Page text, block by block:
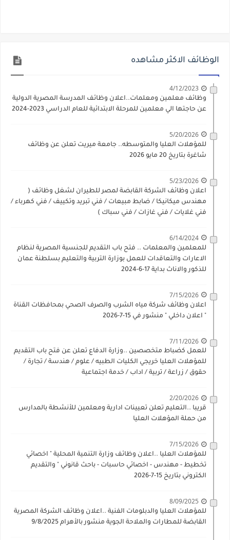
الوظائف الاكثر مشاهده
4/12/2023
وظائف معلمين ومعلمات..اعلان وظائف المدرسة المصرية الدولية
عن حاجتها الي معلمين للمرحلة الابتدائية للعام الدراسي 2023-2024
5/20/2026
للمؤهلات العليا والمتوسطه.. جامعة ميريت تعلن عن وظائف
شاغرة بتاريخ 20 مايو 2026
5/23/2026
اعلان وظائف الشركة القابضة لمصر للطيران لشغل وظائف (
مهندس ميكانيكا / ضابط مبيعات / فني تبريد وتكييف / فني كهرباء /
فني غلايات / فني غازات / فني سباك )
6/14/2024
للمعلمين والمعلمات .. فتح باب التقديم للجنسية المصرية لنظام
الاعارات والتعاقدات للعمل بوزارة التربية والتعليم بسلطنة عمان
للذكور والاناث بداية 17-6-2024
7/15/2026
اعلان وظائف شركة مياه الشرب والصرف الصحي بمحافظات القناة
" اعلان داخلي " منشور في 15-7-2026
7/11/2026
للعمل كضباط متخصصين ..وزارة الدفاع تعلن عن فتح باب التقديم
للمؤهلات العليا خريجي الكليات الطبيه / علوم / هندسة / تجارة /
حقوق / زراعة / تربية / اداب / خدمة اجتماعية
2/20/2026
قريبا ..التعليم تعلن تعيينات ادارية ومعلمين للأنشطة بالمدارس
من حملة المؤهلات العليا
7/15/2026
للمؤهلات العليا ..اعلان وظائف وزارة التنمية المحلية " اخصائي
تخطيط - مهندس - اخصائي حاسبات - باحث قانوني " والتقديم
الكتروني بتاريخ 15-7-2026
8/09/2025
للمؤهلات العليا والدبلومات الفنية ..اعلان وظائف الشركة المصرية
القابضة للمطارات والملاحة الجوية منشور بالأهرام 9/8/2025